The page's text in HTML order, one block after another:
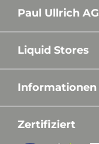
Paul Ullrich AG
Liquid Stores
Informationen
Zertifiziert